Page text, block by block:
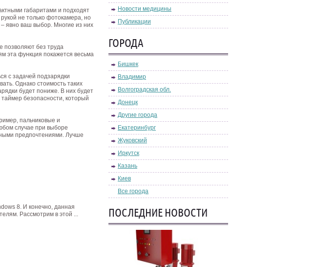
габаритами и подходят
не только фотокамера, но
– явно ваш выбор. Многие из них
позволяют без труда
эта функция покажется весьма
с задачей подзарядки
Однако стоимость таких
будет пониже. В них будет
безопасности, который
пальчиковые и
случае при выборе
предпочтениями. Лучше
8. И конечно, данная
Рассмотрим в этой ...
Новости медицины
Публикации
ГОРОДА
Бишкек
Владимир
Волгоградская обл.
Донецк
Другие города
Екатеринбург
Жуковский
Иркутск
Казань
Киев
Все города
ПОСЛЕДНИЕ НОВОСТИ